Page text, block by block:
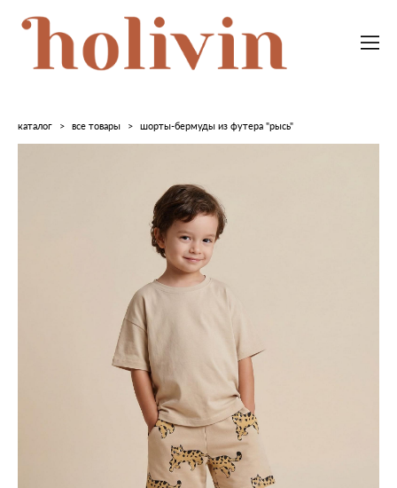
каталог > все товары > шорты-бермуды из футера "рысь"